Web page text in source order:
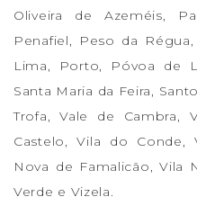
Oliveira de Azeméis,
Penafiel, Peso da
Lima, Porto, Póvoa de
Santa Maria da Feira,
Trofa, Vale de Cambra,
Castelo, Vila do Conde,
Nova de Famalicão, Vila
Verde e Vizela.